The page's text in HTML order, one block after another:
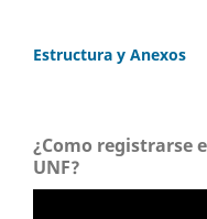
Estructura y Anexos
¿Como registrarse
UNF?